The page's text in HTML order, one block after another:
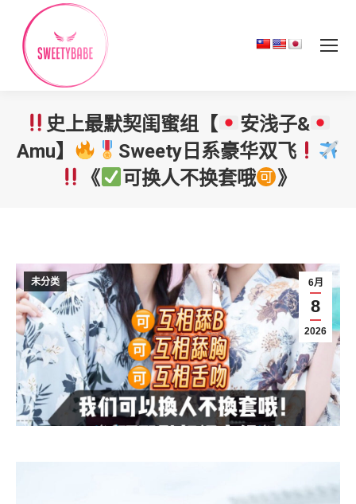
史上最默契闺蜜组【
安浅子&
Amu】
Sweety日系豪华双飞
《
可换人不换套哦 》
6月
8
2026
未分类